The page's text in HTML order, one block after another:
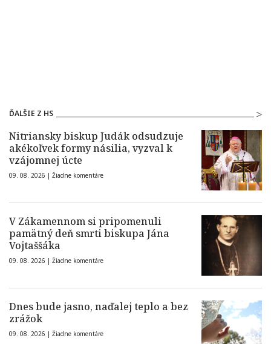
ĎALŠIE Z HS
Nitriansky biskup Judák odsudzuje
akékoľvek formy násilia, vyzval k
vzájomnej úcte
09. 08. 2026 | Žiadne komentáre
V Zákamennom si pripomenuli
pamätný deň smrti biskupa Jána
Vojtaššáka
09. 08. 2026 | Žiadne komentáre
Dnes bude jasno, naďalej teplo a bez
zrážok
09. 08. 2026 | Žiadne komentáre